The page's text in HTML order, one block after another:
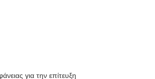
για την επίτευξη